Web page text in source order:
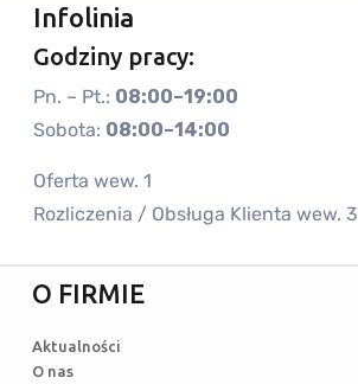
Infolinia
Godziny pracy:
Pn. – Pt.: 08:00–19:00
Sobota: 08:00–14:00
Oferta wew. 1
Rozliczenia / Obsługa Klienta wew. 3
O FIRMIE
Aktualności
O nas